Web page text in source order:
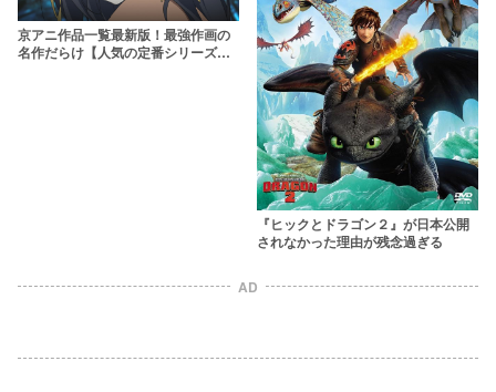
京アニ作品一覧最新版！最強作画の
名作だらけ【人気の定番シリーズか
『ヒックとドラゴン２』が日本公開
されなかった理由が残念過ぎる
AD